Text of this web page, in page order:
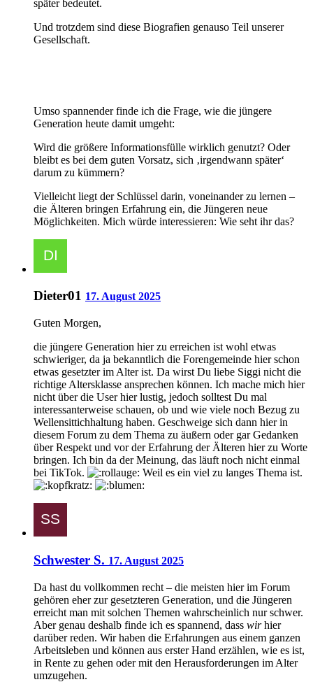
später bedeutet.
Und trotzdem sind diese Biografien genauso Teil unserer
Gesellschaft.
Umso spannender finde ich die Frage, wie die jüngere
Generation heute damit umgeht:
Wird die größere Informationsfülle wirklich genutzt? Oder
bleibt es bei dem guten Vorsatz, sich ‚irgendwann später‘
darum zu kümmern?
Vielleicht liegt der Schlüssel darin, voneinander zu lernen –
die Älteren bringen Erfahrung ein, die Jüngeren neue
Möglichkeiten. Mich würde interessieren: Wie seht ihr das?
Dieter01 17. August 2025
Guten Morgen,
die jüngere Generation hier zu erreichen ist wohl etwas
schwieriger, da ja bekanntlich die Forengemeinde hier schon
etwas gesetzter im Alter ist. Da wirst Du liebe Siggi nicht die
richtige Altersklasse ansprechen können. Ich mache mich hier
nicht über die User hier lustig, jedoch solltest Du mal
interessanterweise schauen, ob und wie viele noch Bezug zu
Wellensittichhaltung haben. Geschweige sich dann hier in
diesem Forum zu dem Thema zu äußern oder gar Gedanken
über Respekt und vor der Erfahrung der Älteren hier zu Worte
bringen. Ich bin da der Meinung, das läuft noch nicht einmal
bei TikTok.
Weil es ein viel zu langes Thema ist.
Schwester S. 17. August 2025
Da hast du vollkommen recht – die meisten hier im Forum
gehören eher zur gesetzteren Generation, und die Jüngeren
erreicht man mit solchen Themen wahrscheinlich nur schwer.
Aber genau deshalb finde ich es spannend, dass wirhier
darüber reden. Wir haben die Erfahrungen aus einem ganzen
Arbeitsleben und können aus erster Hand erzählen, wie es ist,
in Rente zu gehen oder mit den Herausforderungen im Alter
umzugehen.